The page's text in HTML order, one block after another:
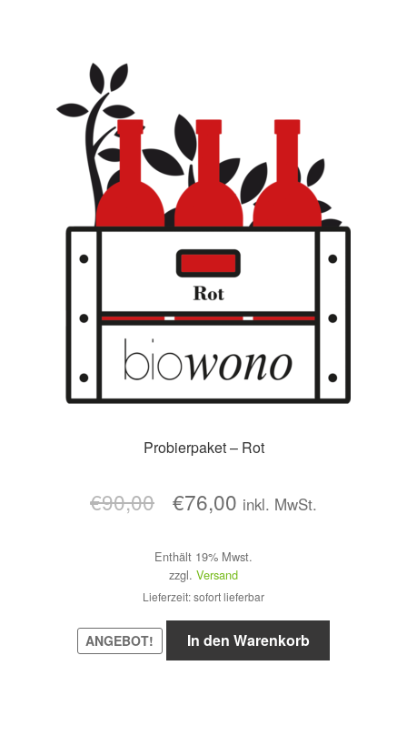
Probierpaket – Rot
€90,00
Ursprünglicher
war:
€90,00
€76,00 Aktueller
ist:
€76,00.
inkl. MwSt.
Enthält 19% Mwst.
zzgl. Versand
Lieferzeit: sofort lieferbar
ANGEBOT! In den Warenkorb